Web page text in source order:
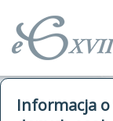
Informacja
autorzy Słownika
kwerendy